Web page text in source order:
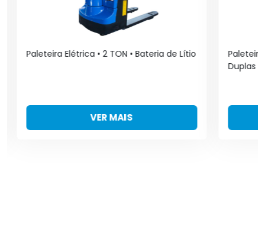
Paleteira Elétrica • 2 TON • Bateria de Lítio
VER MAIS
Duplas